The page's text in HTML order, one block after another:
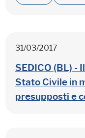
31/03/2017
SEDICO (BL) -
Stato Civile in
presupposti e